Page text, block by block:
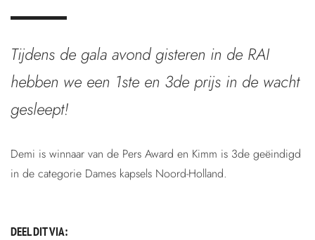
Tijdens de gala avond gisteren in de RAI
hebben we een 1ste en 3de prijs in de wacht
gesleept!
Demi is winnaar van de Pers Award en Kimm is 3de geëindigd
in de categorie Dames kapsels Noord-Holland.
DEEL DIT VIA: